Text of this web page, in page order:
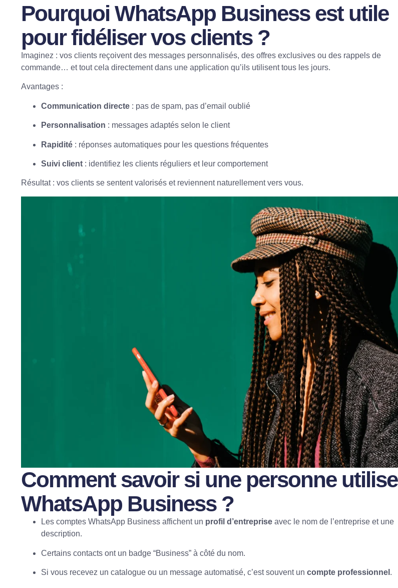
Pourquoi WhatsApp Business est utile
pour fidéliser vos clients ?
Imaginez : vos clients reçoivent des messages personnalisés, des offres exclusives ou des rappels de
commande… et tout cela directement dans une application qu’ils utilisent tous les jours.
Avantages :
Communication directe : pas de spam, pas d’email oublié
Personnalisation : messages adaptés selon le client
Rapidité : réponses automatiques pour les questions fréquentes
Suivi client : identifiez les clients réguliers et leur comportement
Résultat : vos clients se sentent valorisés et reviennent naturellement vers vous.
Comment savoir si une personne utilise
WhatsApp Business ?
Les comptes WhatsApp Business affichent un profil d’entreprise avec le nom de l’entreprise et une
description.
Certains contacts ont un badge “Business” à côté du nom.
Si vous recevez un catalogue ou un message automatisé, c’est souvent un compte professionnel .